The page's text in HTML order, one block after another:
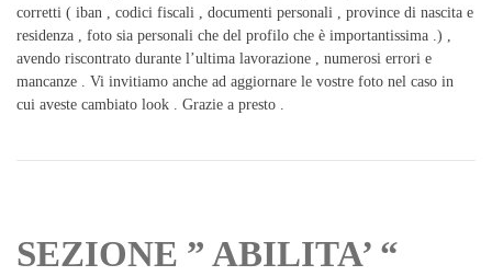
corretti ( iban , codici fiscali , documenti personali , province di nascita e
residenza , foto sia personali che del profilo che è importantissima .) ,
avendo riscontrato durante l’ultima lavorazione , numerosi errori e
mancanze . Vi invitiamo anche ad aggiornare le vostre foto nel caso in
cui aveste cambiato look . Grazie a presto .
SEZIONE ” ABILITA’ “